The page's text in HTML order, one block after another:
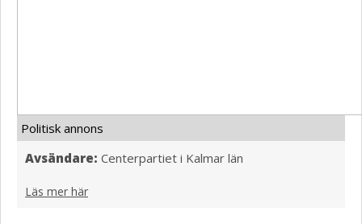
Politisk annons
Avsändare: Centerpartiet i Kalmar län
Läs mer här